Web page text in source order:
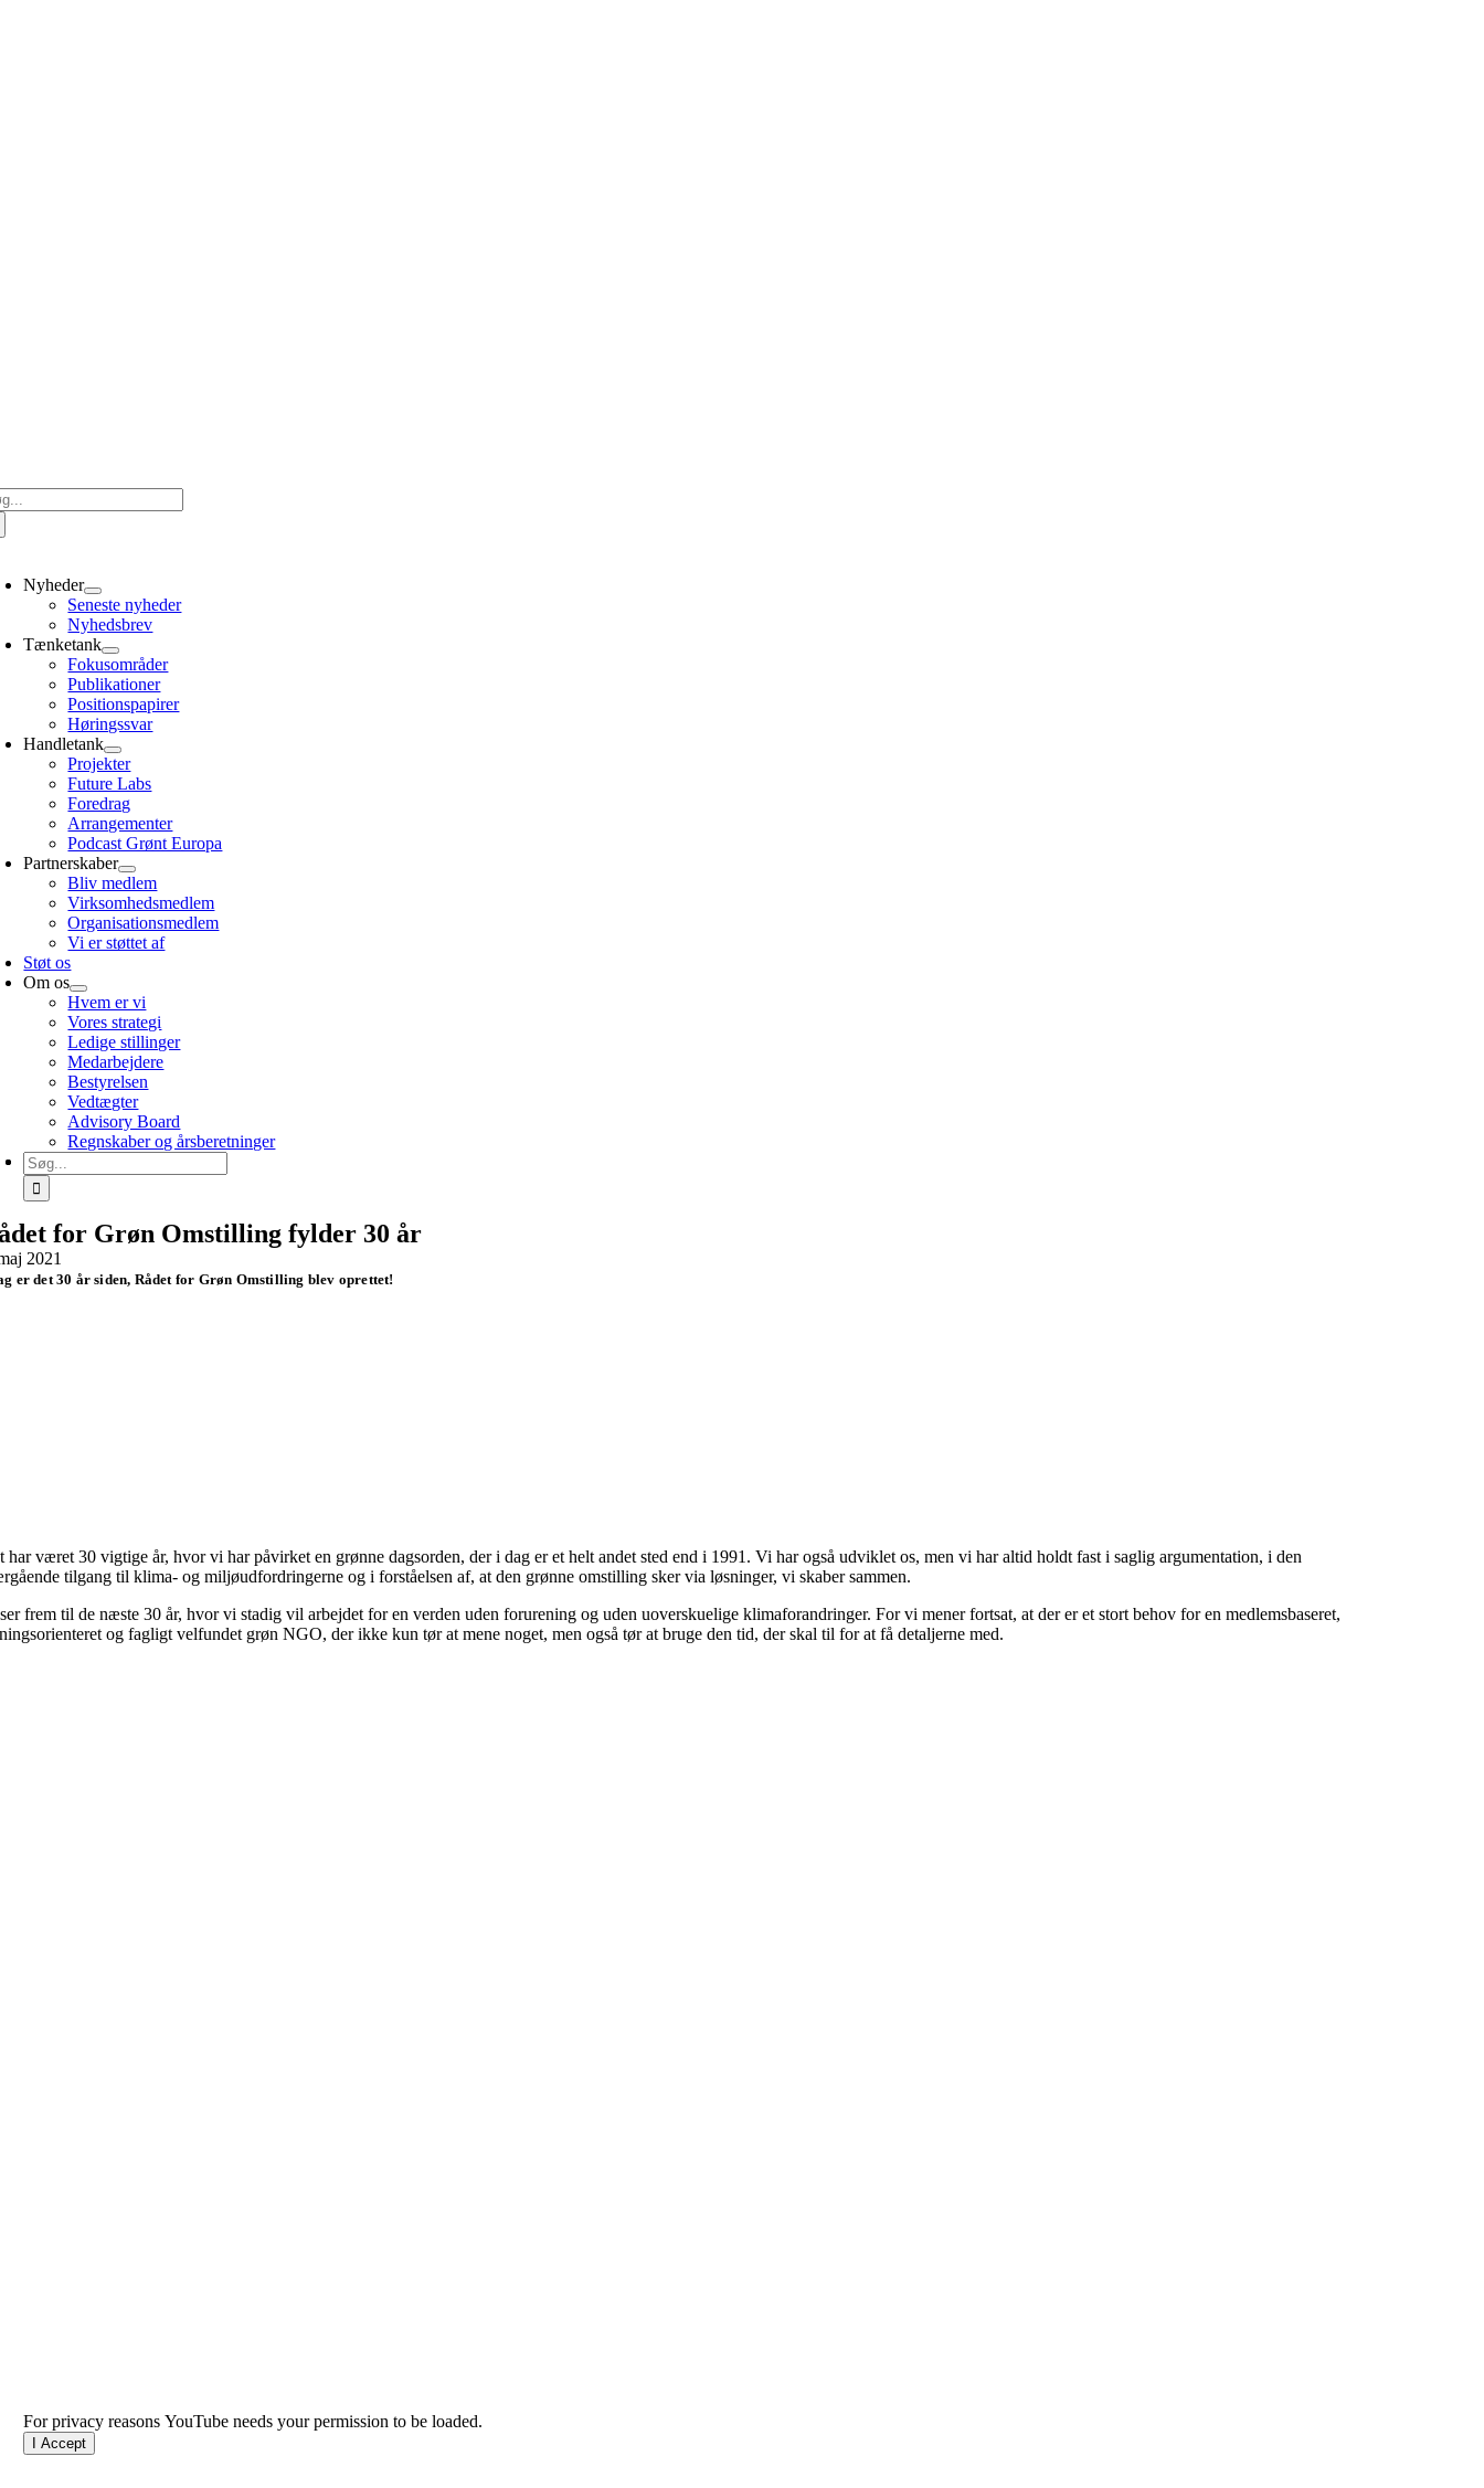
Nyheder
Seneste nyheder
Nyhedsbrev
Tænketank
Fokusområder
Publikationer
Positionspapirer
Høringssvar
Handletank
Projekter
Future Labs
Foredrag
Arrangementer
Podcast Grønt Europa
Partnerskaber
Bliv medlem
Virksomhedsmedlem
Organisationsmedlem
Vi er støttet af
Støt os
Om os
Hvem er vi
Vores strategi
Ledige stillinger
Medarbejdere
Bestyrelsen
Vedtægter
Advisory Board
Regnskaber og årsberetninger
Søg
efter:
for Grøn Omstilling fylder 30 år
2021
er det 30 år siden, Rådet for Grøn Omstilling blev oprettet!
har været 30 vigtige år, hvor vi har påvirket en grønne dagsorden, der i dag er et helt andet sted end i 1991. Vi har også udviklet os, men vi har altid holdt fast i saglig argumentation, i den
tilgang til klima- og miljøudfordringerne og i forståelsen af, at den grønne omstilling sker via løsninger, vi skaber sammen.
frem til de næste 30 år, hvor vi stadig vil arbejdet for en verden uden forurening og uden uoverskuelige klimaforandringer. For vi mener fortsat, at der er et stort behov for en medlemsbaseret,
og fagligt velfundet grøn NGO, der ikke kun tør at mene noget, men også tør at bruge den tid, der skal til for at få detaljerne med.
For privacy reasons YouTube needs your permission to be loaded.
I Accept